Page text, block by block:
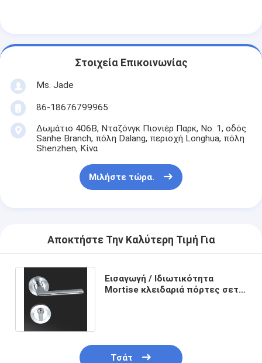
Βίντεο
Σχετικά με εμάς
περιοδεία στο εργοστάσιο
Έλεγχος ποιότητας
Επικοινωνήστε μαζί μας
Υποθέσεις
Mortise κλειδαριά πορτών
Κλειδωτήρας πόρτας από ανοξείδωτο χάλυβα
πόρτα εισόδων handlesets
Στοιχεία Επικοινωνίας
Ms. Jade
86-18676799965
Δωμάτιο 406B, Νταζόνγκ Πιονιέρ Παρκ, Νο. 1, οδός
Sanhe Branch, πόλη Dalang, περιοχή Longhua, πόλη
Shenzhen, Κίνα
Μιλήστε τώρα.
Αποκτήστε Την Καλύτερη Τιμή Για
Εισαγωγή / Ιδιωτικότητα
Mortise κλειδαριά πόρτες σετ
Τσάτ